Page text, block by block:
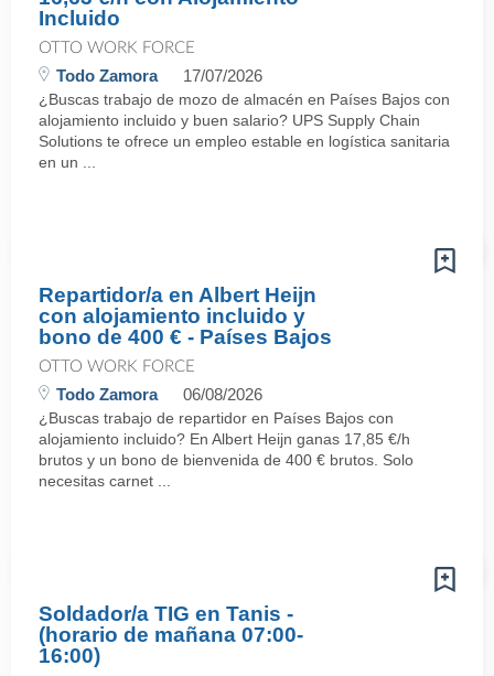
Incluido
OTTO WORK FORCE
Todo Zamora 17/07/2026
¿Buscas trabajo de mozo de almacén en Países Bajos con
alojamiento incluido y buen salario? UPS Supply Chain
Solutions te ofrece un empleo estable en logística sanitaria
en un ...
Repartidor/a en Albert Heijn
con alojamiento incluido y
bono de 400 € - Países Bajos
OTTO WORK FORCE
Todo Zamora 06/08/2026
¿Buscas trabajo de repartidor en Países Bajos con
alojamiento incluido? En Albert Heijn ganas 17,85 €/h
brutos y un bono de bienvenida de 400 € brutos. Solo
necesitas carnet ...
Soldador/a TIG en Tanis -
(horario de mañana 07:00-
16:00)